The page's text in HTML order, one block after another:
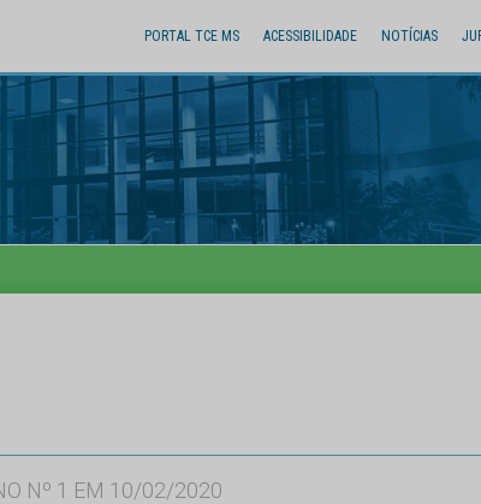
PORTAL TCE MS ACESSIBILIDADE NOTÍCIAS
Nº 1 EM 10/02/2020